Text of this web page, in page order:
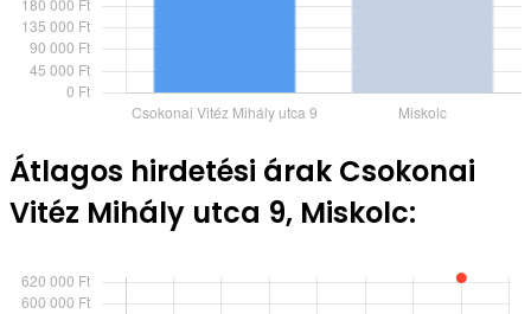
Átlagos hirdetési árak Csokonai
Vitéz Mihály utca 9, Miskolc: